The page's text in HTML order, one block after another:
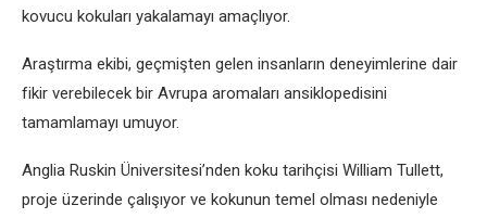
kovucu kokuları yakalamayı amaçlıyor.
Araştırma ekibi, geçmişten gelen insanların deneyimlerine dair
fikir verebilecek bir Avrupa aromaları ansiklopedisini
tamamlamayı umuyor.
Anglia Ruskin Üniversitesi’nden koku tarihçisi William Tullett,
proje üzerinde çalışıyor ve kokunun temel olması nedeniyle